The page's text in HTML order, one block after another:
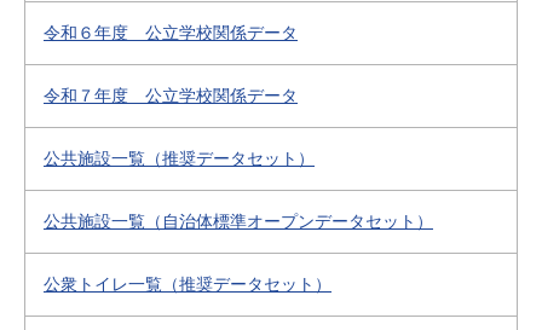
令和６年度 公立学校関係データ
令和７年度 公立学校関係データ
公共施設一覧（推奨データセット）
公共施設一覧（自治体標準オープンデータセット）
公衆トイレ一覧（推奨データセット）